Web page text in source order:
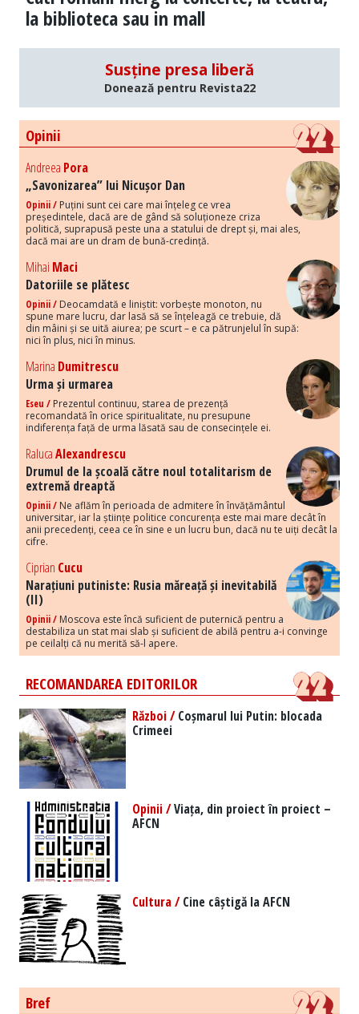
la biblioteca sau in mall
Susține presa liberă
Donează pentru Revista22
Opinii
Andreea Pora
„Savonizarea” lui Nicușor Dan
Opinii / Puțini sunt cei care mai înțeleg ce vrea
președintele, dacă are de gând să soluționeze criza
politică, suprapusă peste una a statului de drept și, mai ales,
dacă mai are un dram de bună-credință.
Mihai Maci
Datoriile se plătesc
Opinii / Deocamdată e liniștit: vorbește monoton, nu
spune mare lucru, dar lasă să se înțeleagă ce trebuie, dă
din mâini și se uită aiurea; pe scurt – e ca pătrunjelul în supă:
nici în plus, nici în minus.
Marina Dumitrescu
Urma și urmarea
Eseu / Prezentul continuu, starea de prezență
recomandată în orice spiritualitate, nu presupune
indiferența față de urma lăsată sau de consecințele ei.
RalucaAlexandrescu
Drumul de la școală către noul totalitarism de
extremă dreaptă
Opinii / Ne aflăm în perioada de admitere în învățământul
universitar, iar la științe politice concurența este mai mare decât în
anii precedenți, ceea ce în sine e un lucru bun, dacă nu te uiți decât la
cifre.
Ciprian Cucu
Narațiuni putiniste: Rusia măreață și inevitabilă
(II)
Opinii / Moscova este încă suficient de puternică pentru a
destabiliza un stat mai slab și suficient de abilă pentru a-i convinge
pe ceilalți că nu merită să-l apere.
RECOMANDAREA EDITORILOR
Război /Coșmarul lui Putin: blocada
Crimeei
Opinii /Viața, din proiect în proiect –
AFCN
Cultura /Cine câștigă la AFCN
Bref